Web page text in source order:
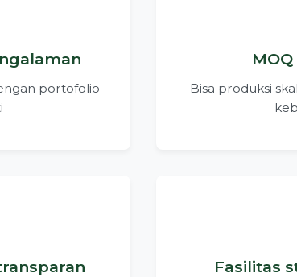
portofolio
Bisa produksi
Fasilitas